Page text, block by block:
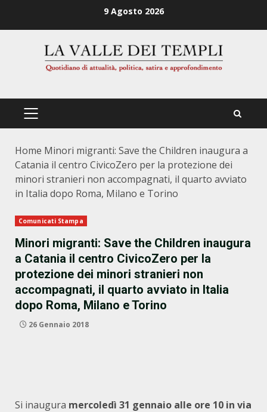
9 Agosto 2026
PRIMÄRES
Home Minori migranti: Save the Children inaugura a
Catania il centro CivicoZero per la protezione dei
minori stranieri non accompagnati, il quarto avviato
in Italia dopo Roma, Milano e Torino
Comunicati Stampa
Minori migranti: Save the Children inaugura
a Catania il centro CivicoZero per la
protezione dei minori stranieri non
accompagnati, il quarto avviato in Italia
dopo Roma, Milano e Torino
26 Gennaio 2018
Si inaugura mercoledì 31 gennaio alle ore 10 in via